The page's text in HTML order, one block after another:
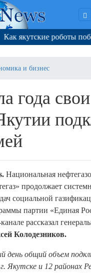
якутские роботы
и бизнес
года
Национальная
продолжает
социальной
партии «Единая
рассказал
Колодезников.
день общий объем
Якутске и 12 районах